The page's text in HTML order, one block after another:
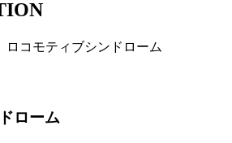
ロコモティブシンドローム
ローム